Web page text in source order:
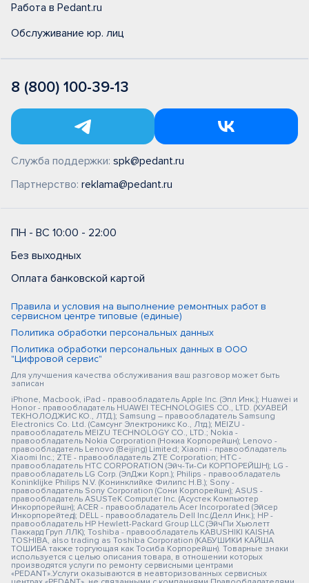
Работа в Pedant.ru
Обслуживание юр. лиц
8 (800) 100-39-13
Служба поддержки: spk@pedant.ru
Партнерство: reklama@pedant.ru
ПН - ВС 10:00 - 22:00
Без выходных
Оплата банковской картой
Правила и условия на выполнение ремонтных работ в
сервисном центре типовые (единые)
Политика обработки персональных данных
Политика обработки персональных данных в ООО
"Цифровой сервис"
Для улучшения качества обслуживания ваш разговор может быть
записан
iPhone, Macbook, iPad - правообладатель Apple Inc. (Эпл Инк.); Huawei и
Honor - правообладатель HUAWEI TECHNOLOGIES CO., LTD. (ХУАВЕЙ
ТЕКНОЛОДЖИС КО., ЛТД.); Samsung – правообладатель Samsung
Electronics Co. Ltd. (Самсунг Электроникс Ко., Лтд.); MEIZU -
правообладатель MEIZU TECHNOLOGY CO., LTD.; Nokia -
правообладатель Nokia Corporation (Нокиа Корпорейшн); Lenovo -
правообладатель Lenovo (Beijing) Limited; Xiaomi - правообладатель
Xiaomi Inc.; ZTE - правообладатель ZTE Corporation; HTC -
правообладатель HTC CORPORATION (Эйч-Ти-Си КОРПОРЕЙШН); LG -
правообладатель LG Corp. (ЭлДжи Корп.); Philips - правообладатель
Koninklijke Philips N.V. (Конинклийке Филипс Н.В.); Sony -
правообладатель Sony Corporation (Сони Корпорейшн); ASUS -
правообладатель ASUSTeK Computer Inc. (Асустек Компьютер
Инкорпорейшн); ACER - правообладатель Acer Incorporated (Эйсер
Инкорпорейтед); DELL - правообладатель Dell Inc.(Делл Инк.); HP -
правообладатель HP Hewlett-Packard Group LLC (ЭйчПи Хьюлетт
Паккард Груп ЛЛК); Toshiba - правообладатель KABUSHIKI KAISHA
TOSHIBA, also trading as Toshiba Corporation (КАБУШИКИ КАЙША
ТОШИБА также торгующая как Тосиба Корпорейшн). Товарные знаки
используется с целью описания товара, в отношении которых
производятся услуги по ремонту сервисными центрами
«PEDANT».Услуги оказываются в неавторизованных сервисных